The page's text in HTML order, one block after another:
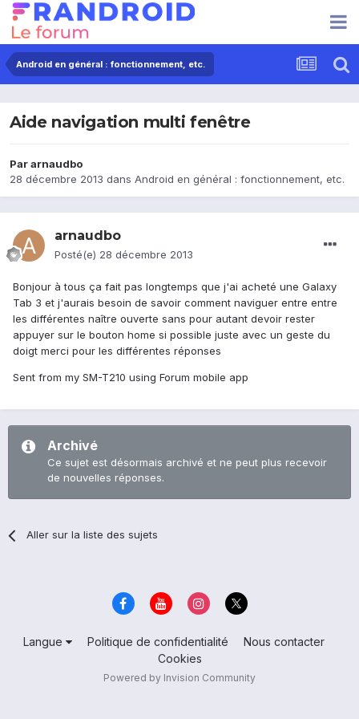
Android en général : fonctionnement, etc.
Aide navigation multi fenêtre
Pararnaudbo
28 décembre 2013 dans Android en général : fonctionnement, etc.
arnaudbo
Posté(e) 28 décembre 2013
Bonjour à tous ça fait pas longtemps que j'ai acheté une Galaxy
Tab 3 et j'aurais besoin de savoir comment naviguer entre entre
les différentes naître ouverte sans pour autant devoir rester
appuyer sur le bouton home si possible juste avec un geste du
doigt merci pour les différentes réponses
Sent from my SM-T210 using Forum mobile app
Archivé
Ce sujet est désormais archivé et ne peut plus recevoir
de nouvelles réponses.
Aller sur la liste des sujets
Langue Politique de confidentialité
Nous contacter
Cookies
Powered by Invision Community